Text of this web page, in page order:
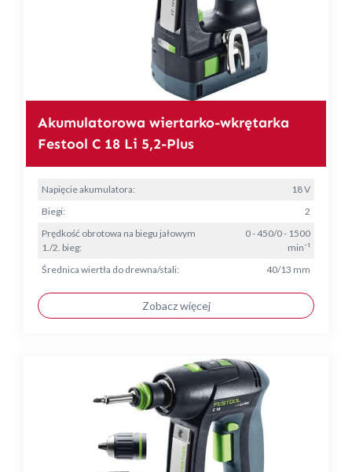
Akumulatorowa wiertarko-wkrętarka
Festool C 18 Li 5,2-Plus
Napięcie akumulatora:
18 V
Biegi:
2
Prędkość obrotowa na biegu jałowym
1./2. bieg:
0 - 450/0 - 1500
min⁻¹
Średnica wiertła do drewna/stali:
40/13 mm
Zobacz więcej